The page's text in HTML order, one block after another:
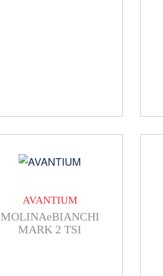
AVANTIUM
MOLINAeBIANCHI
MARK 2 TSI